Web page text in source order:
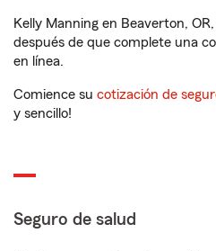
Kelly Manning en Beaverton,
después de que complete una
en línea.
Comience su cotización de
y sencillo!
Seguro de salud